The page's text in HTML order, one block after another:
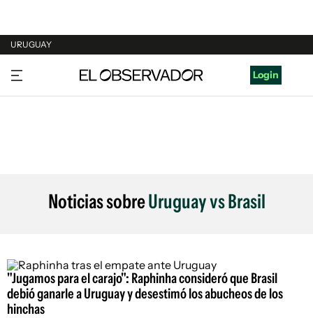
URUGUAY
URUGUAY
ARGENTINA
Login
Noticias sobreUruguay vs Brasil
"Jugamos para el carajo": Raphinha consideró que Brasil
debió ganarle a Uruguay y desestimó los abucheos de los
hinchas